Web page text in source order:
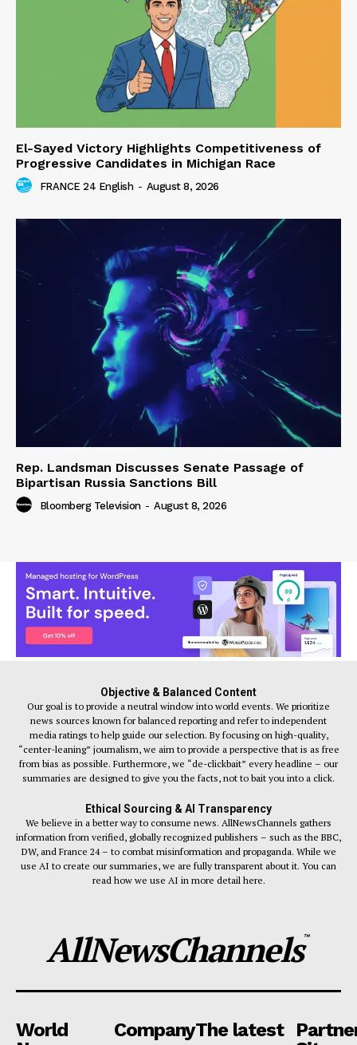
El-Sayed Victory Highlights Competitiveness of
Progressive Candidates in Michigan Race
FRANCE 24 English - August 8, 2026
Rep. Landsman Discusses Senate Passage of
Bipartisan Russia Sanctions Bill
Bloomberg Television - August 8, 2026
Objective & Balanced Content
Our goal is to provide a neutral window into world events. We prioritize
news sources known for balanced reporting and refer to independent
media ratings to help guide our selection. By focusing on high-quality,
“center-leaning” journalism, we aim to provide a perspective that is as free
from bias as possible. Furthermore, we “de-clickbait” every headline – our
summaries are designed to give you the facts, not to bait you into a click.
Ethical Sourcing & AI Transparency
We believe in a better way to consume news. AllNewsChannels gathers
information from verified, globally recognized publishers – such as the BBC,
DW, and France 24 – to combat misinformation and propaganda. While we
use AI to create our summaries, we are fully transparent about it. You can
read how we use AI in more detail here.
AllNewsChannels™
World
CompanyThe latest